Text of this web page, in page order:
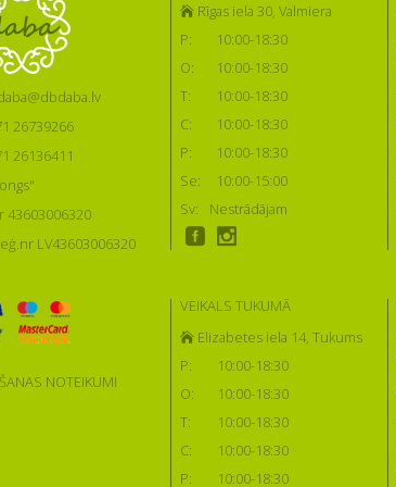
26739266
26136411
43603006320
LV43603006320
NOTEIKUMI
Rīgas iela 30, Valmiera
P:
10:00-18:30
O:
10:00-18:30
T:
10:00-18:30
C:
10:00-18:30
P:
10:00-18:30
Se:
10:00-15:00
Sv:
Nestrādājam
VEIKALS TUKUMĀ
Elizabetes iela 14, Tukums
P:
10:00-18:30
O:
10:00-18:30
T:
10:00-18:30
C:
10:00-18:30
P:
10:00-18:30